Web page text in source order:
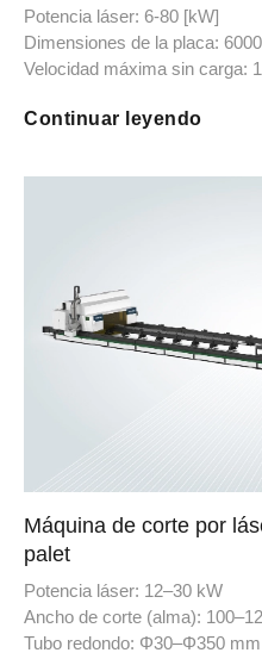
Potencia láser: 6-80 [kW]
Dimensiones de la placa:
Velocidad máxima sin carga:
Continuar leyendo
Máquina de corte por
palet
Potencia láser: 12–30 kW
Ancho de corte (alma):
Tubo redondo: Φ30–Φ350 mm